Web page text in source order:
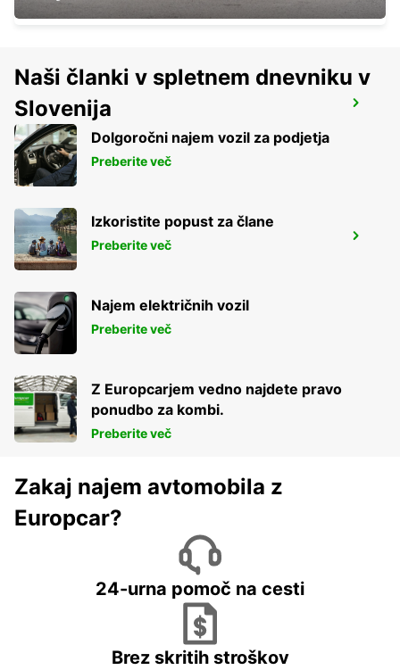
HERZLIYA
HERZLIYA - ISRAEL
KFAR SABA
KFAR SABA - ISRAEL
Naši članki v spletnem dnevniku v
Slovenija
Dolgoročni najem vozil za podjetja
Preberite več
Izkoristite popust za člane
Preberite več
Najem električnih vozil
Preberite več
Z Europcarjem vedno najdete pravo
ponudbo za kombi.
Preberite več
Zakaj najem avtomobila z
Europcar?
24-urna pomoč na cesti
Brez skritih stroškov